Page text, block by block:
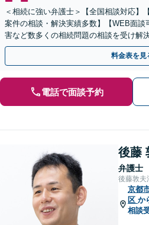
＜相続に強い弁護士＞【全国相談対応】
案件の相談・解決実績多数】【WEB面
害など数多くの相続問題の相談を受け解
過去に１００件超の遺言作成のお手伝い
料金表を見
電話で面談予約
後藤
弁護士
後藤敦夫
京都
区 か
相談